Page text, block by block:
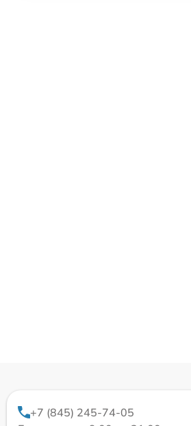
+7 (845) 245-74-05